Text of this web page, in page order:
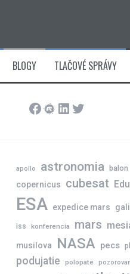
BLOGY TLAČOVÉ SPRÁVY
Facebook
Meetup
LinkedIn
Twitter
apollo astronomia balon
copernicus cubesat
ESA expedice mars
iss konferencia mars
musilova NASA pecs
podujatie polopate